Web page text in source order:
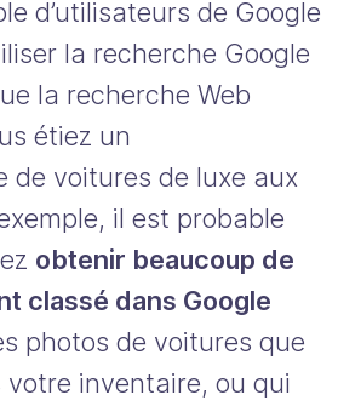
d’utilisateurs de Google
la recherche Google
la recherche Web
étiez un
de voitures de luxe aux
il est probable
obtenir beaucoup de
classé dans Google
photos de voitures que
inventaire, ou qui